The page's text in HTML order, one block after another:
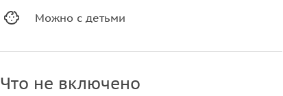
Можно с детьми
Что не включено